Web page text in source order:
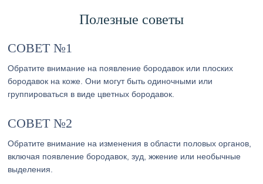
Полезные советы
СОВЕТ №1
Обратите внимание на появление бородавок или плоских
бородавок на коже. Они могут быть одиночными или
группироваться в виде цветных бородавок.
СОВЕТ №2
Обратите внимание на изменения в области половых органов,
включая появление бородавок, зуд, жжение или необычные
выделения.